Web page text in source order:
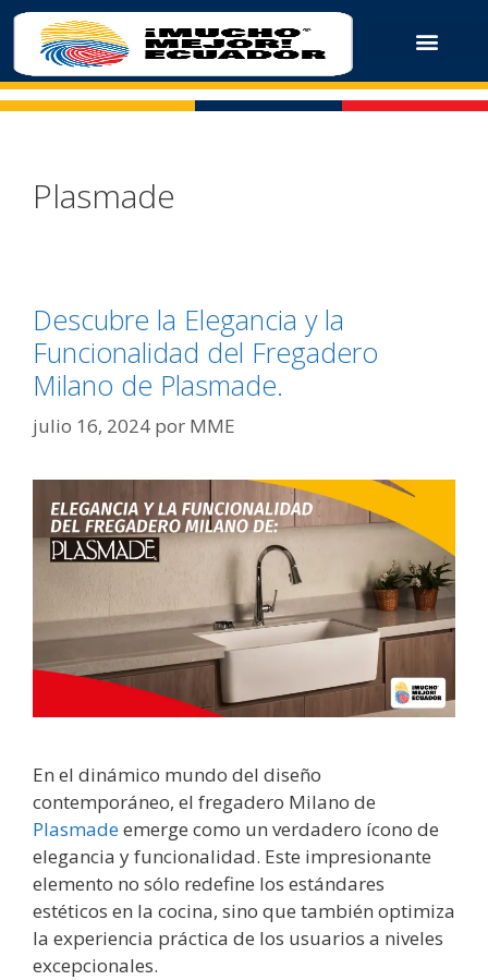
Plasmade
Descubre la Elegancia y la
Funcionalidad del Fregadero
Milano de Plasmade.
julio 16, 2024 por MME
En el dinámico mundo del diseño
contemporáneo, el fregadero Milano de
Plasmadeemerge como un verdadero ícono de
elegancia y funcionalidad. Este impresionante
elemento no sólo redefine los estándares
estéticos en la cocina, sino que también optimiza
la experiencia práctica de los usuarios a niveles
excepcionales.